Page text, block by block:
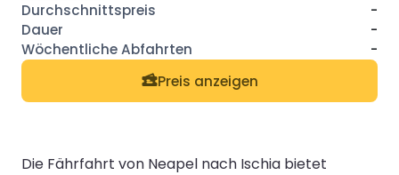
-
-
-
Preis anzeigen
Die Fährfahrt von Neapel nach Ischia bietet